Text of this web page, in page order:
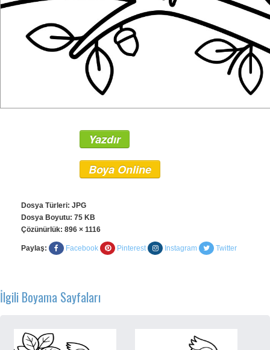
Yazdır
Boya Online
Dosya Türleri: JPG
Dosya Boyutu: 75 KB
Çözünürlük: 896 × 1116
Paylaş: Facebook Pinterest Instagram Twitter
İlgili Boyama Sayfaları